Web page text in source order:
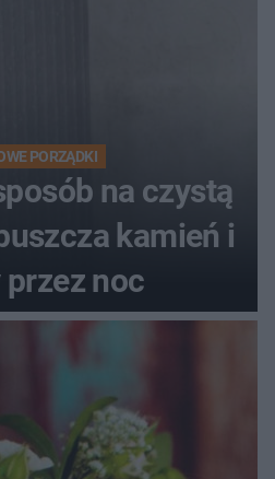
PORZĄDKI
na czystą
kamień i
przez noc